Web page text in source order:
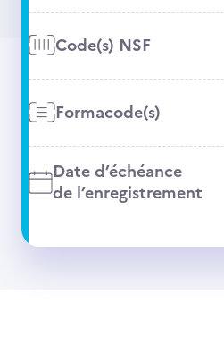
Code(s) NSF
Formacode(s)
Date d’échéance
de l’enregistrement